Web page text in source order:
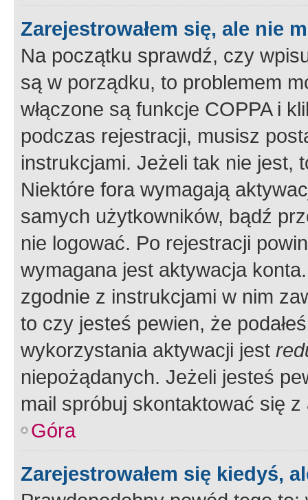
Zarejestrowałem się, ale nie
Na początku sprawdź, czy
są w porządku, to problemem
włączone są funkcje COPPA i
podczas rejestracji, musisz
instrukcjami. Jeżeli tak nie jest,
Niektóre fora wymagają
samych użytkowników, bądź
nie logować. Po rejestracji
wymagana jest aktywacja
zgodnie z instrukcjami w nim
to czy jesteś pewien, że
wykorzystania aktywacji jest
niepożądanych. Jeżeli jesteś
mail spróbuj skontaktować się
Góra
Zarejestrowałem się kiedyś,